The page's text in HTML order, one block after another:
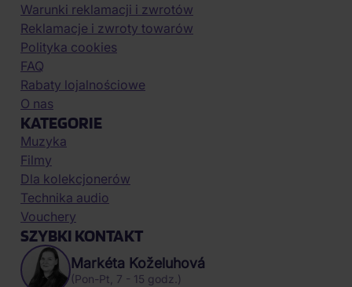
Warunki reklamacji i zwrotów
Reklamacje i zwroty towarów
Polityka cookies
FAQ
Rabaty lojalnościowe
O nas
KATEGORIE
Muzyka
Filmy
Dla kolekcjonerów
Technika audio
Vouchery
SZYBKI KONTAKT
Markéta Koželuhová
(Pon-Pt, 7 - 15 godz.)